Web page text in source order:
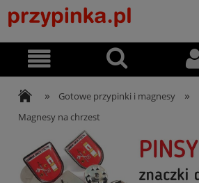
» Gotowe przypinki i magnesy »
Magnesy na chrzest